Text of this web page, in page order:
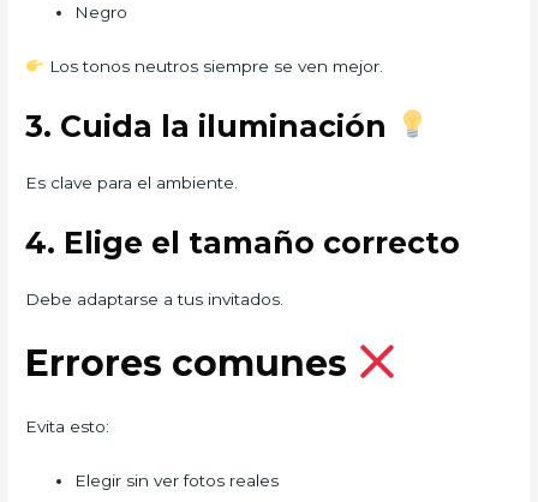
Negro
Los tonos neutros siempre se ven mejor.
3. Cuida la iluminación
Es clave para el ambiente.
4. Elige el tamaño correcto
Debe adaptarse a tus invitados.
Errores comunes
Evita esto:
Elegir sin ver fotos reales